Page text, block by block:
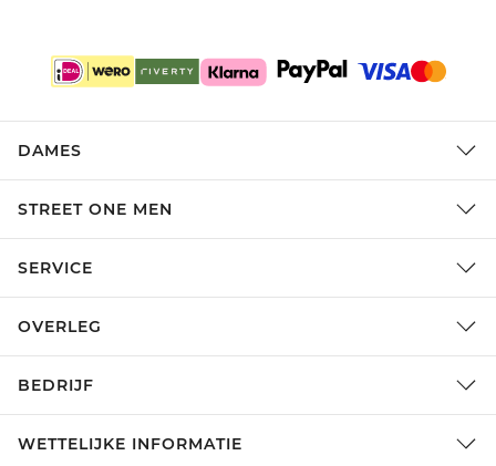
DAMES
STREET ONE MEN
SERVICE
OVERLEG
BEDRIJF
WETTELIJKE INFORMATIE